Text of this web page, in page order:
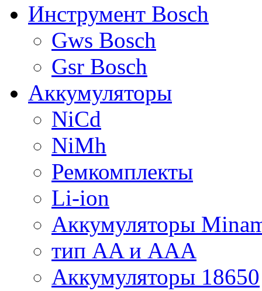
Инструмент Bosch
Gws Bosch
Gsr Bosch
Аккумуляторы
NiCd
NiMh
Ремкомплекты
Li-ion
Аккумуляторы
тип AA и AAA
Аккумуляторы 18650